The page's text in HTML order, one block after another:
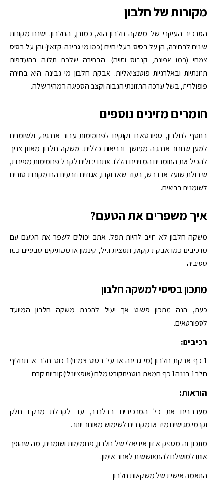
מקורות של חלבון
המרכיב העיקרי של משקה חלבון הוא, כמובן, החלבון. ישנם מקורות
שונים לבחירה, הן על בסיס בעלי חיים (כמו מי גבינה וקזאין) והן על בסיס
צמחי (כמו אפונה, קנבוס וסויה). הבחירה שלכם תלויה בהעדפות
תזונתיות ובאלרגיות פוטנציאליות. אבקת חלבון מי גבינה היא בחירה
פופולרית, בשל ערכה התזונתי הגבוה וקצב הספיגה המהיר שלה.
חומרים מזינים נוספים
בנוסף לחלבון, ספורטאים זקוקים לפחמימות עבור אנרגיה, ולשומנים
למען שחרור אנרגיה ממושך ובריאות כללית. משקה חלבון מאוזן צריך
להכיל את החומרים המזינים הללו. אתם יכולים לקבל פחמימות מפירות,
שיבולת שועל או דבש, בעוד שאבוקדו, אגוזים וזרעים הם מקורות טובים
לשומנים בריאים.
איך משפרים את הטעם?
משקה חלבון לא חייב להיות תפל. אתם יכולים לשפר את הטעם עם
מרכיבים כמו אבקת קקאו, תמצית וניל, קינמון או ממתיקים טבעיים כמו
סטיביה.
מתכון בסיסי למשקה חלבון
כעת, הנה מתכון פשוט אך יעיל להכנת משקה חלבון המיועד
לספורטאים.
רכיבים:
1 כף אבקת חלבון (מי גבינה או על בסיס צמחי)1 כוס חלב או תחליף
חלב1 בננה1 כף חמאת בוטניםקורט מלח (אופציונלי)קוביות קרח
הוראות:
מערבבים את כל המרכיבים בבלנדר, עד לקבלת מרקם חלק
וקרמי.מגישים מיד או מקררים לשימוש מאוחר יותר.
מתכון זה מספק איזון אידיאלי של חלבון, פחמימות ושומנים, מה שהופך
אותו למושלם להתאוששות לאחר אימון.
התאמה אישית של משקאות חלבון